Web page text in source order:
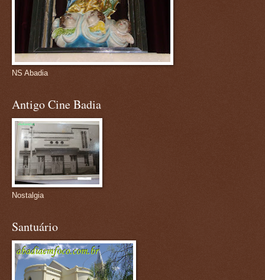
NS Abadia
Antigo Cine Badia
Nostalgia
Santuário